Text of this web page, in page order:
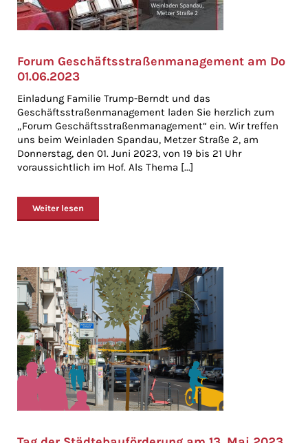
Forum Geschäftsstraßenmanagement am Do
01.06.2023
Einladung Familie Trump-Berndt und das
Geschäftsstraßenmanagement laden Sie herzlich zum
„Forum Geschäftsstraßenmanagement“ ein. Wir treffen
uns beim Weinladen Spandau, Metzer Straße 2, am
Donnerstag, den 01. Juni 2023, von 19 bis 21 Uhr
voraussichtlich im Hof. Als Thema [...]
Weiter lesen